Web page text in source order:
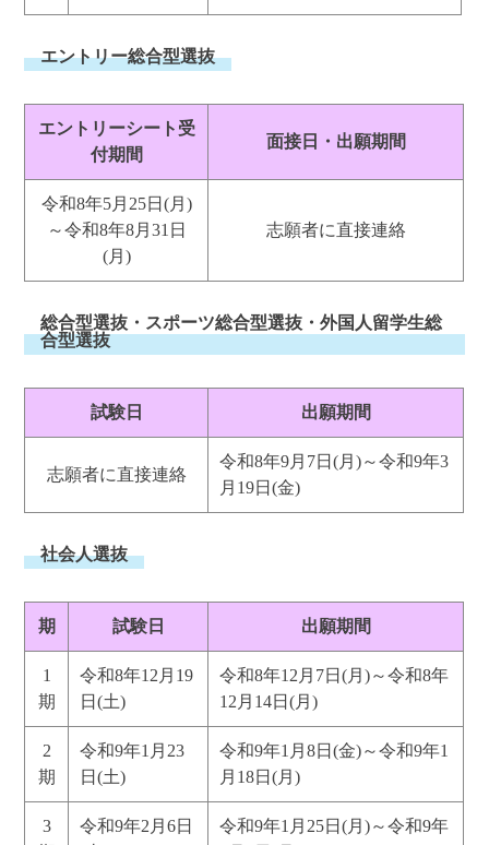
エントリー総合型選抜
エントリーシート受
付期間
面接日・出願期間
令和8年5月25日(月)
～令和8年8月31日
(月)
志願者に直接連絡
総合型選抜・スポーツ総合型選抜・外国人留学生総
合型選抜
試験日 出願期間
志願者に直接連絡
令和8年9月7日(月)～令和9年3
月19日(金)
社会人選抜
期 試験日 出願期間
1
期
令和8年12月19
日(土)
令和8年12月7日(月)～令和8年
12月14日(月)
2
期
令和9年1月23
日(土)
令和9年1月8日(金)～令和9年1
月18日(月)
3
令和9年2月6日
令和9年1月25日(月)～令和9年